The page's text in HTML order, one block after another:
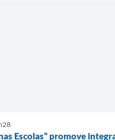
Escolas” promove